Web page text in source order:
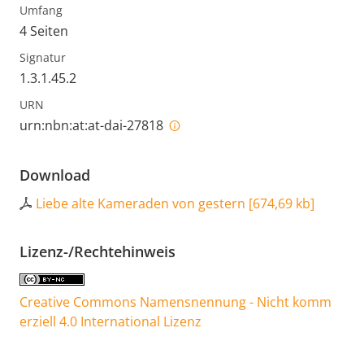
Umfang
4 Seiten
Signatur
1.3.1.45.2
URN
urn:nbn:at:at-dai-27818
Download
Liebe alte Kameraden von gestern [674,69 kb]
Lizenz-/Rechtehinweis
Creative Commons Namensnennung - Nicht komm
erziell 4.0 International Lizenz